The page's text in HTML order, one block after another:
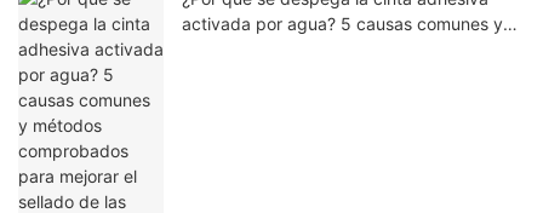
activada por agua? 5 causas comunes y